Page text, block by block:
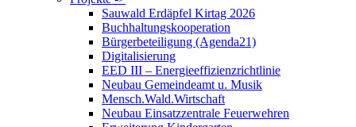
Sauwald Erdäpfel Kirtag 2026
Buchhaltungskooperation
Bürgerbeteiligung (Agenda21)
Digitalisierung
EED III – Energieeffizienzrichtlinie
Neubau Gemeindeamt u. Musik
Mensch.Wald.Wirtschaft
Neubau Einsatzzentrale Feuerwehren